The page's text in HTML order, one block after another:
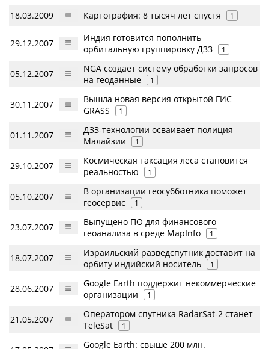
18.03.2009 Картография: 8 тысяч лет спустя 1
29.12.2007
Индия готовится пополнить
орбитальную группировку ДЗЗ
1
05.12.2007
NGA создает систему обработки запросов
на геоданные
1
30.11.2007
Вышла новая версия открытой ГИС
GRASS
1
01.11.2007
ДЗЗ-технологии осваивает полиция
Малайзии
1
29.10.2007
Космическая таксация леса становится
реальностью
1
05.10.2007
В организации геосубботника поможет
геосервис
1
23.07.2007
Выпущено ПО для финансового
геоанализа в среде MapInfo
1
18.07.2007
Израильский разведспутник доставит на
орбиту индийский носитель
1
28.06.2007
Google Earth поддержит некоммерческие
организации
1
21.05.2007
Оператором спутника RadarSat-2 станет
TeleSat
1
Google Earth: свыше 200 млн.